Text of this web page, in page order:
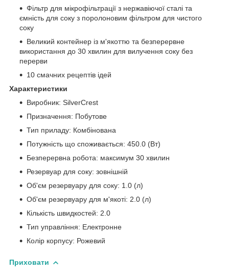
Фільтр для мікрофільтрації з нержавіючої сталі та
ємність для соку з поролоновим фільтром для чистого
соку
Великий контейнер із м'якоттю та безперервне
використання до 30 хвилин для вилучення соку без
перерви
10 смачних рецептів ідей
Характеристики
Виробник: SilverCrest
Призначення: Побутове
Тип приладу: Комбінована
Потужність що споживається: 450.0 (Вт)
Безперервна робота: максимум 30 хвилин
Резервуар для соку: зовнішній
Об'єм резервуару для соку: 1.0 (л)
Об'єм резервуару для м'якоті: 2.0 (л)
Кількість швидкостей: 2.0
Тип управління: Електронне
Колір корпусу: Рожевий
Приховати